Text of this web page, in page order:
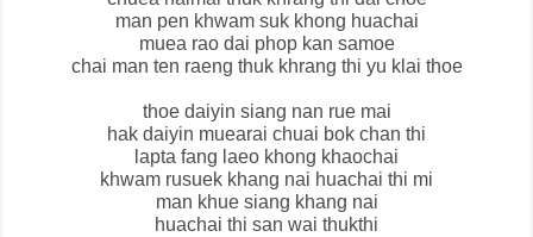
man pen khwam suk khong huachai
muea rao dai phop kan samoe
chai man ten raeng thuk khrang thi yu klai thoe
thoe daiyin siang nan rue mai
hak daiyin muearai chuai bok chan thi
lapta fang laeo khong khaochai
khwam rusuek khang nai huachai thi mi
man khue siang khang nai
huachai thi san wai thukthi